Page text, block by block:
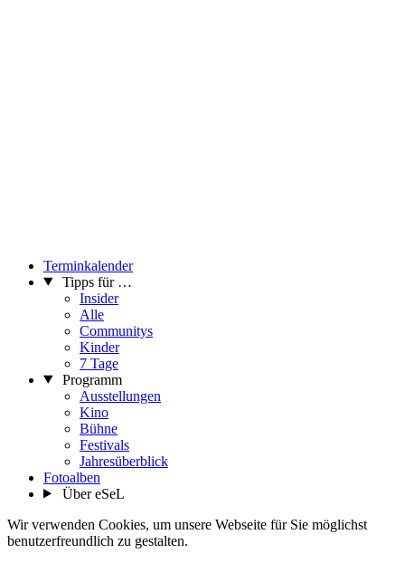
Terminkalender
Tipps für …
Insider
Alle
Communitys
Kinder
7 Tage
Programm
Ausstellungen
Kino
Bühne
Festivals
Jahresüberblick
Fotoalben
Über eSeL
Wir verwenden Cookies, um unsere Webseite für Sie möglichst
benutzerfreundlich zu gestalten.